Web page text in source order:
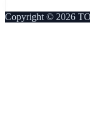
Copyright © 2026